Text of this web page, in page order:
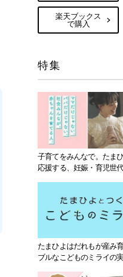
楽天ブックス
で購入
特集
子育てをみんなで。たま
応援する、妊娠・育児世
たまひよはだれもが産み
ブルなこどものミライの